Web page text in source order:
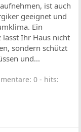
ist auch
geeignet und
Ein
Ihr Haus nicht
sondern schützt
und...
0 - hits: